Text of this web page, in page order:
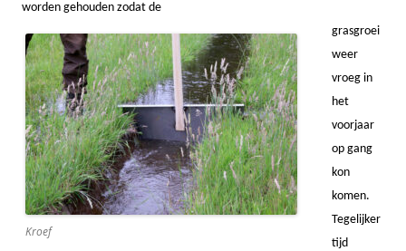
worden gehouden zodat de
Kroef
grasgroei
weer
vroeg in
het
voorjaar
op gang
kon
komen.
Tegelijker
tijd